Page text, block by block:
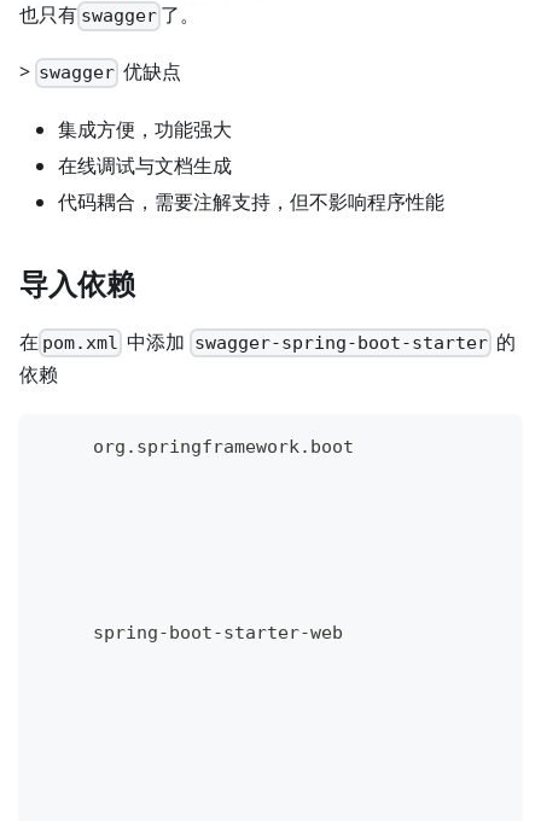
也只有 swagger 了。
> swagger 优缺点
集成方便，功能强大
在线调试与文档生成
代码耦合，需要注解支持，但不影响程序性能
导入依赖
在 pom.xml 中添加 swagger-spring-boot-starter的
依赖
     org.springframework.boot
     spring-boot-starter-web